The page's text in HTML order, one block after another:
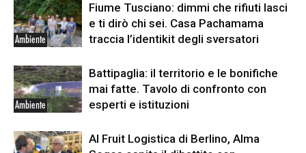
Ambiente
Fiume Tusciano: dimmi che rifiuti lasci
e ti dirò chi sei. Casa Pachamama
traccia l’identikit degli sversatori
Ambiente
Battipaglia: il territorio e le bonifiche
mai fatte. Tavolo di confronto con
esperti e istituzioni
Al Fruit Logistica di Berlino, Alma